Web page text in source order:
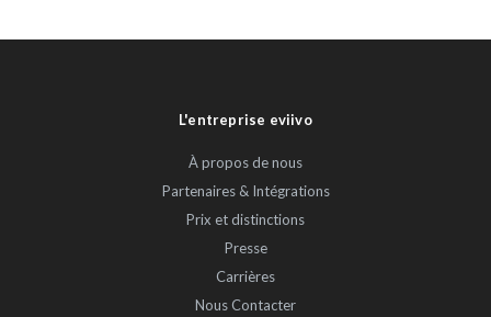
L'entreprise eviivo
À propos de nous
Partenaires & Intégrations
Prix et distinctions
Presse
Carrières
Nous Contacter